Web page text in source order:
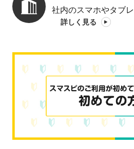
社内のスマホやタブ
詳しく見る